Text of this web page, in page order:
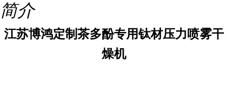
简介
江苏博鸿定制茶多酚专用钛材压力喷雾干
燥机